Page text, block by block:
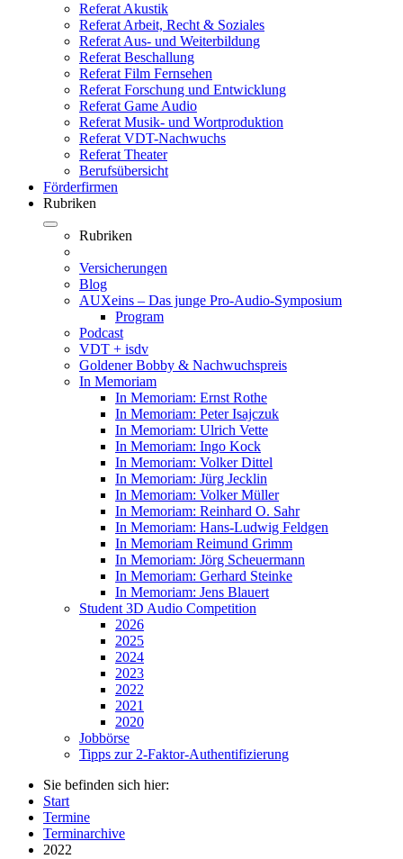
Referat Akustik
Referat Arbeit, Recht & Soziales
Referat Aus- und Weiterbildung
Referat Beschallung
Referat Film Fernsehen
Referat Forschung und Entwicklung
Referat Game Audio
Referat Musik- und Wortproduktion
Referat VDT-Nachwuchs
Referat Theater
Berufsübersicht
Förderfirmen
Rubriken
Rubriken
Versicherungen
Blog
AUXeins – Das junge Pro-Audio-Symposium
Program
Podcast
VDT + isdv
Goldener Bobby & Nachwuchspreis
In Memoriam
In Memoriam: Ernst Rothe
In Memoriam: Peter Isajczuk
In Memoriam: Ulrich Vette
In Memoriam: Ingo Kock
In Memoriam: Volker Dittel
In Memoriam: Jürg Jecklin
In Memoriam: Volker Müller
In Memoriam: Reinhard O. Sahr
In Memoriam: Hans-Ludwig Feldgen
In Memoriam Reimund Grimm
In Memoriam: Jörg Scheuermann
In Memoriam: Gerhard Steinke
In Memoriam: Jens Blauert
Student 3D Audio Competition
2026
2025
2024
2023
2022
2021
2020
Jobbörse
Tipps zur 2-Faktor-Authentifizierung
Sie befinden sich hier:
Start
Termine
Terminarchive
2022